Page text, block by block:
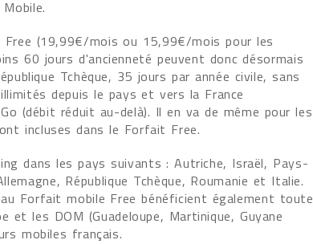
(19,99€/mois ou 15,99€/mois pour les
60 jours d'ancienneté peuvent donc désormais
Tchèque, 35 jours par année civile, sans
depuis le pays et vers la France
(débit réduit au-delà). Il en va de même pour les
incluses dans le Forfait Free.
dans les pays suivants : Autriche, Israël, Pays-
République Tchèque, Roumanie et Italie.
Forfait mobile Free bénéficient également toute
et les DOM (Guadeloupe, Martinique, Guyane
mobiles français.